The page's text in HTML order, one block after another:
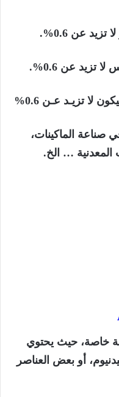
عن 0.6%.
عن 0.6%.
تزيـد عـن 0.6%
الماكينات،
المعدنية … الخ.
خاصة، حيث يحتوي
أو بعض العناصر